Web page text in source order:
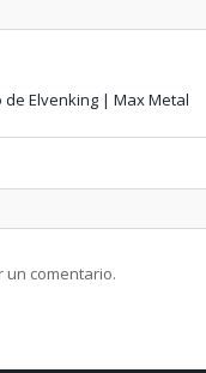
de Elvenking | Max Metal
un comentario.